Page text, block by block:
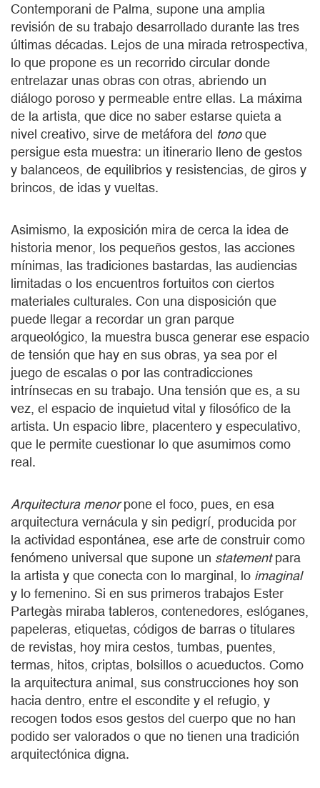
Contemporani de Palma, supone una amplia
revisión de su trabajo desarrollado durante las tres
últimas décadas. Lejos de una mirada retrospectiva,
lo que propone es un recorrido circular donde
entrelazar unas obras con otras, abriendo un
diálogo poroso y permeable entre ellas. La máxima
de la artista, que dice no saber estarse quieta a
nivel creativo, sirve de metáfora del tonoque
persigue esta muestra: un itinerario lleno de gestos
y balanceos, de equilibrios y resistencias, de giros y
brincos, de idas y vueltas.
Asimismo, la exposición mira de cerca la idea de
historia menor, los pequeños gestos, las acciones
mínimas, las tradiciones bastardas, las audiencias
limitadas o los encuentros fortuitos con ciertos
materiales culturales. Con una disposición que
puede llegar a recordar un gran parque
arqueológico, la muestra busca generar ese espacio
de tensión que hay en sus obras, ya sea por el
juego de escalas o por las contradicciones
intrínsecas en su trabajo. Una tensión que es, a su
vez, el espacio de inquietud vital y filosófico de la
artista. Un espacio libre, placentero y especulativo,
que le permite cuestionar lo que asumimos como
real.
Arquitectura menorpone el foco, pues, en esa
arquitectura vernácula y sin pedigrí, producida por
la actividad espontánea, ese arte de construir como
fenómeno universal que supone un statementpara
la artista y que conecta con lo marginal, lo imaginal
y lo femenino. Si en sus primeros trabajos Ester
Partegàs miraba tableros, contenedores, eslóganes,
papeleras, etiquetas, códigos de barras o titulares
de revistas, hoy mira cestos, tumbas, puentes,
termas, hitos, criptas, bolsillos o acueductos. Como
la arquitectura animal, sus construcciones hoy son
hacia dentro, entre el escondite y el refugio, y
recogen todos esos gestos del cuerpo que no han
podido ser valorados o que no tienen una tradición
arquitectónica digna.